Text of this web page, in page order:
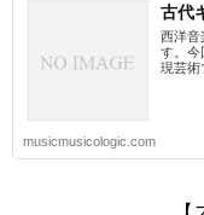
古代
西洋音
す。今
現芸術
musicmusicologic.com